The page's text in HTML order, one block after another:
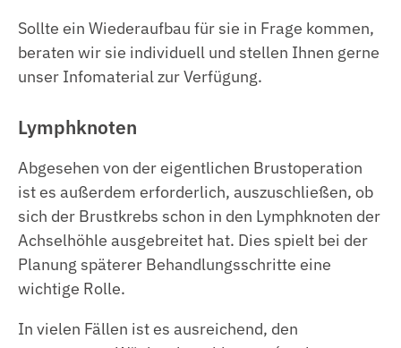
Sollte ein Wiederaufbau für sie in Frage kommen,
beraten wir sie individuell und stellen Ihnen gerne
unser Infomaterial zur Verfügung.
Lymphknoten
Abgesehen von der eigentlichen Brustoperation
ist es außerdem erforderlich, auszuschließen, ob
sich der Brustkrebs schon in den Lymphknoten der
Achselhöhle ausgebreitet hat. Dies spielt bei der
Planung späterer Behandlungsschritte eine
wichtige Rolle.
In vielen Fällen ist es ausreichend, den